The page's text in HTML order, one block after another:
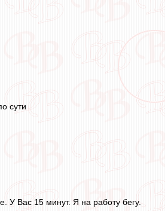
сути
У Вас 15 минут. Я на работу бегу.